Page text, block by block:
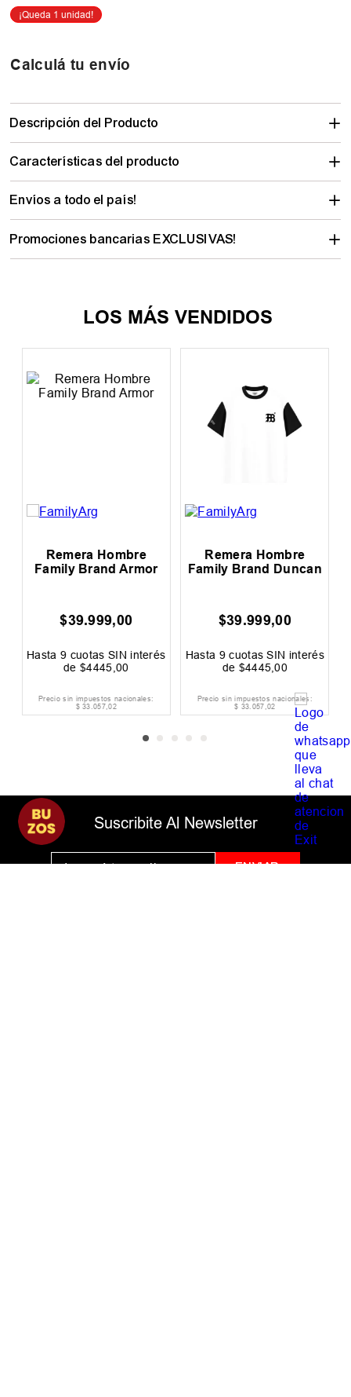
Calculá tu envío
Descripción del Producto
Características del producto
Envíos a todo el país!
Promociones bancarias EXCLUSIVAS!
LOS MÁS VENDIDOS
Remera Hombre
Family Brand Armor
$39.999,00
Hasta 9 cuotas SIN interés
de $4445,00
Precio sin impuestos nacionales:
$ 33.057,02
Remera Hombre
Family Brand Duncan
$39.999,00
Hasta 9cuotas SIN interés
de $4445,00
Precio sin impuestos nacionales:
$ 33.057,02
Suscribite Al Newsletter
ENVIAR